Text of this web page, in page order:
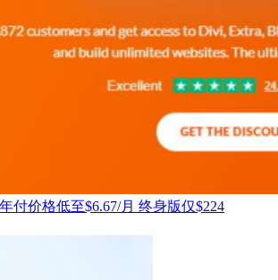
付价格低至$6.67/月 终身版仅$224